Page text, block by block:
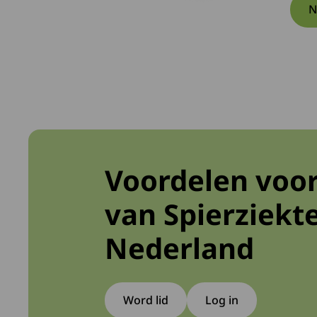
Voordelen
van
Nederland
Word lid Log inDeze link gaat